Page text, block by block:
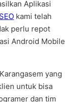
Aplikasi
kami telah
perlu repot
Android Mobile
yang
untuk bisa
dan tim